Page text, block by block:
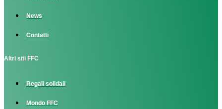
News
Contatti
Altri siti FFC
Regali solidali
Mondo FFC